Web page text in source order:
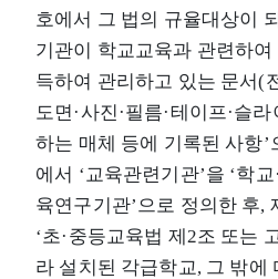
호에서 그 법의 규율대상이
기관이 학교교육과 관련하여
득하여 관리하고 있는 문서(
도면·사진·필름·테이프·슬
하는 매체 등에 기록된 사항’
에서 ‘교육관련기관’을 ‘학
육연구기관’으로 정의한 후,
‘초·중등교육법 제2조 또는
라 설치된 각급학교, 그 밖에